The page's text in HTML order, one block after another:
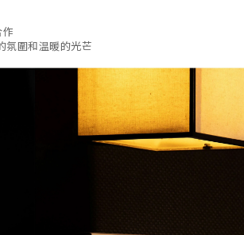
作
氛圍和温暖的光芒